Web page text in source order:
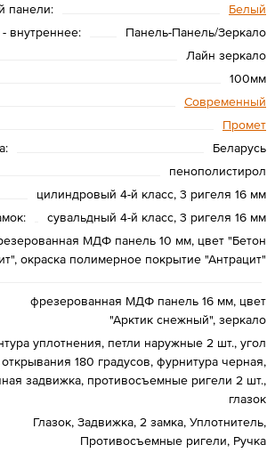
панели:
Белый
внутреннее:
Панель-Панель/Зеркало
Лайн зеркало
100мм
Современный
Промет
Беларусь
пенополистирол
цилиндровый 4-й класс, 3 ригеля 16 мм
сувальдный 4-й класс, 3 ригеля 16 мм
МДФ панель 10 мм, цвет "Бетон
окраска полимерное покрытие "Антрацит"
фрезерованная МДФ панель 16 мм, цвет
"Арктик снежный", зеркало
уплотнения, петли наружные 2 шт., угол
открывания 180 градусов, фурнитура черная,
задвижка, противосъемные ригели 2 шт.,
глазок
Глазок, Задвижка, 2 замка, Уплотнитель,
Противосъемные ригели, Ручка